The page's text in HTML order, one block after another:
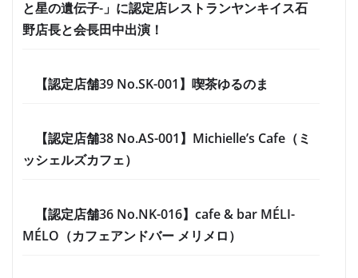
と星の遺伝子-」に認定店レストランヤンキイス石
野店長と会長田中出演！
【認定店舗39 No.SK-001】喫茶ゆるのま
【認定店舗38 No.AS-001】Michielle’s Cafe（ミ
ッシェルズカフェ）
【認定店舗36 No.NK-016】cafe & bar MÉLI-
MÉLO（カフェアンドバー メリメロ）